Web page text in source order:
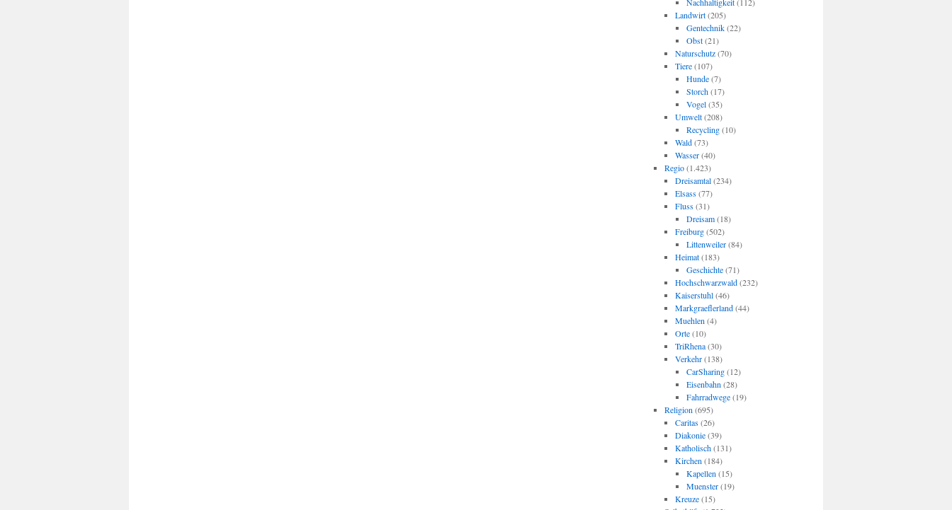
Landwirt(205)
Gentechnik(22)
Obst(21)
Naturschutz(70)
Tiere(107)
Hunde(7)
Storch(17)
Vogel(35)
Umwelt(208)
Recycling(10)
Wald(73)
Wasser(40)
Regio(1.423)
Dreisamtal(234)
Elsass(77)
Fluss(31)
Dreisam(18)
Freiburg(502)
Littenweiler(84)
Heimat(183)
Geschichte(71)
Hochschwarzwald(232)
Kaiserstuhl(46)
Markgraeflerland(44)
Muehlen (4)
Orte(10)
TriRhena(30)
Verkehr(138)
CarSharing(12)
Eisenbahn (28)
Fahrradwege(19)
Religion (695)
Caritas(26)
Diakonie(39)
Katholisch(131)
Kirchen (184)
Kapellen (15)
Muenster(19)
Kreuze(15)